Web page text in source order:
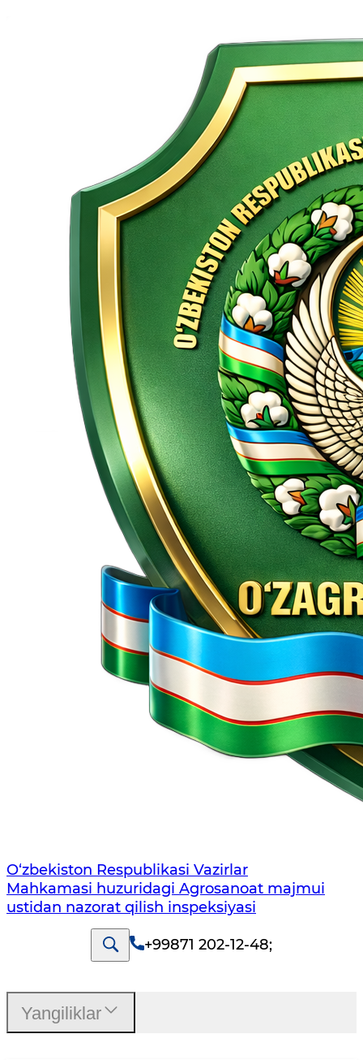
O‘zbekiston Respublikasi Vazirlar
Mahkamasi huzuridagi Agrosanoat majmui
ustidan nazorat qilish inspeksiyasi
+99871 202-12-48;
Yangiliklar